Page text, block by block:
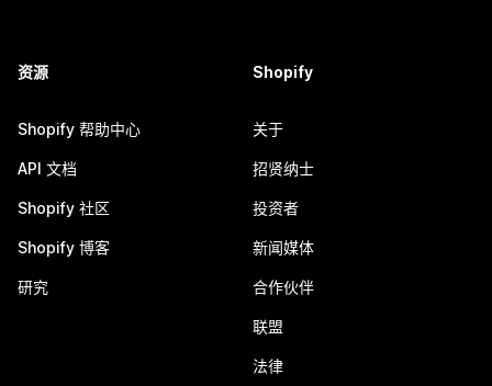
资源
Shopify 帮助中心
API 文档
Shopify 社区
Shopify 博客
研究
Shopify
关于
招贤纳士
投资者
新闻媒体
合作伙伴
联盟
法律